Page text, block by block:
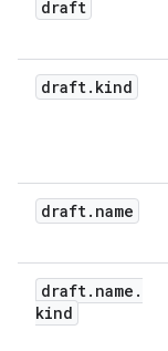
        },
            {
draft
draft. kind
draft. name
draft. name .
kind